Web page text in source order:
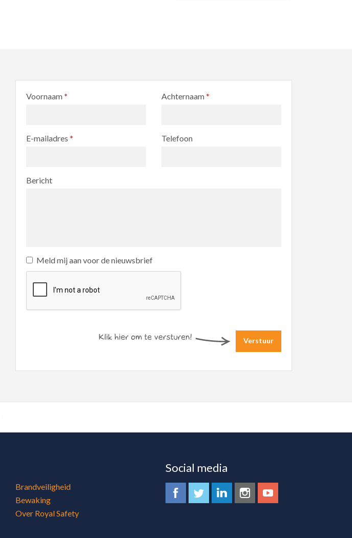
Voornaam* Achternaam*
E-mailadres * Telefoon
Bericht
Meld mij aan voor de nieuwsbrief
Verstuur
Brandveiligheid
Bewaking
Over Royal Safety
Social media